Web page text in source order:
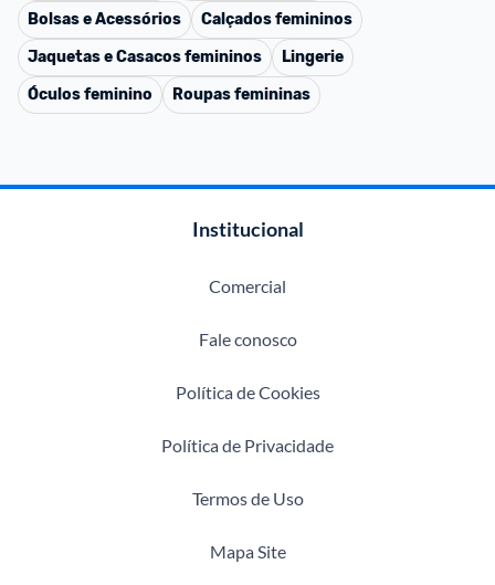
Bolsas e Acessórios
Calçados femininos
Jaquetas e Casacos femininos
Lingerie
Óculos feminino
Roupas femininas
Institucional
Comercial
Fale conosco
Política de Cookies
Política de Privacidade
Termos de Uso
Mapa Site